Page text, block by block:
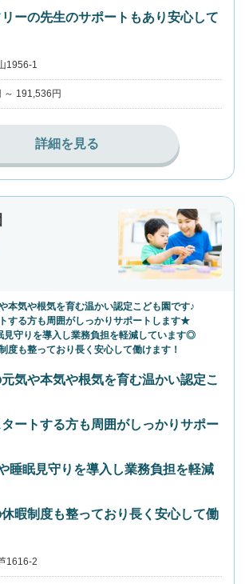
ーの先生のサポートもあり安心して
1956-1
～ 191,536円
詳細を見る
本気や根気を育む温かい認定こども園です♪
する方も周囲がしっかりサポートします★
守りを導入し業務負担を軽減しています◎
度も整っており長く安心して働けます！
気や本気や根気を育む温かい認定こ
ートする方も周囲がしっかりサポー
睡眠見守りを導入し業務負担を軽減
暇制度も整っており長く安心して働
1616-2